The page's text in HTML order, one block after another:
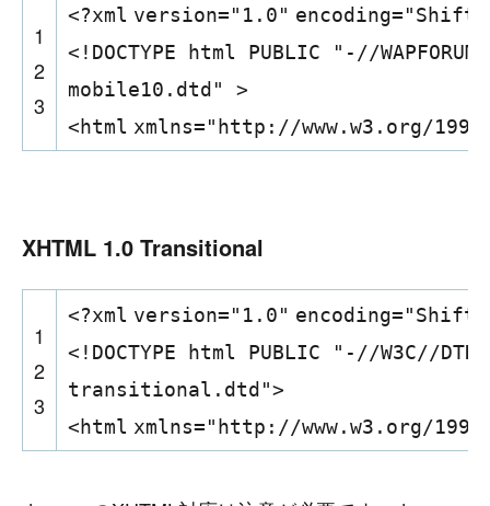
1
2
3
<?xml version="1.0" encoding=
<!DOCTYPE html PUBLIC "-//
mobile10.dtd" >
<html xmlns="http://www.w3.org/
XHTML 1.0 Transitional
1
2
3
<?xml version="1.0" encoding=
<!DOCTYPE html PUBLIC "-//W3C//
transitional.dtd">
<html xmlns="http://www.w3.org/